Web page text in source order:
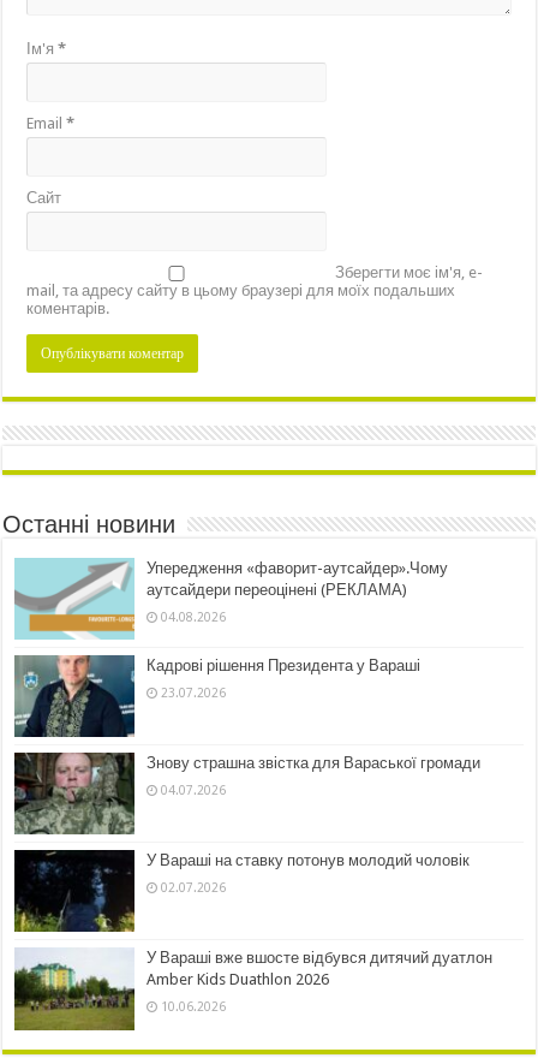
Ім'я*
Email*
Сайт
Зберегти моє ім'я, e-
mail, та адресу сайту в цьому браузері для моїх подальших
коментарів.
Останні новини
Упередження «фаворит-аутсайдер».Чому
аутсайдери переоцінені (РЕКЛАМА)
04.08.2026
Кадрові рішення Президента у Вараші
23.07.2026
Знову страшна звістка для Вараської громади
04.07.2026
У Вараші на ставку потонув молодий чоловік
02.07.2026
У Вараші вже вшосте відбувся дитячий дуатлон
Amber Kids Duathlon 2026
10.06.2026